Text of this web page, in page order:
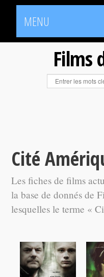
MENU
Films
Cité
Les fiches de films
la base de donnés de
lesquelles le terme «